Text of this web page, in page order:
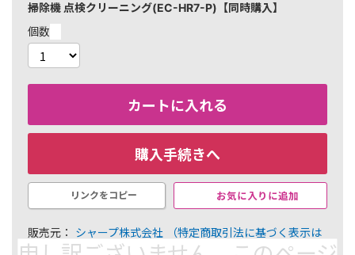
掃除機 点検クリーニング(EC-HR7-P)【同時購入】
個数
カートに入れる
購入手続きへ
お気に入りに追加
リンクをコピー
販売元： シャープ株式会社
（特定商取引法に基づく表示は
こちら）